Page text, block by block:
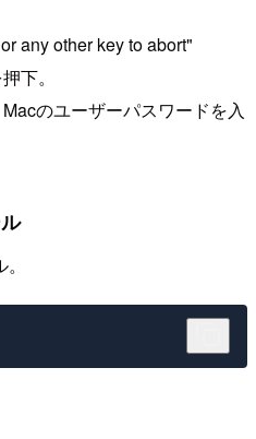
any other key to abort"
下。
のユーザーパスワードを入